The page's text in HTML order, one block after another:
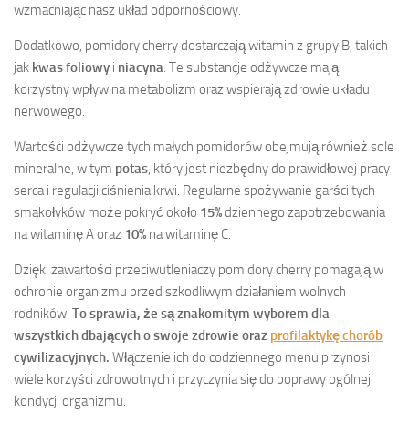
wzmacniając nasz układ odpornościowy.
Dodatkowo, pomidory cherry dostarczają witamin z grupy B, takich
jak kwas foliowy i niacyna. Te substancje odżywcze mają
korzystny wpływ na metabolizm oraz wspierają zdrowie układu
nerwowego.
Wartości odżywcze tych małych pomidorów obejmują również sole
mineralne, w tym potas, który jest niezbędny do prawidłowej pracy
serca i regulacji ciśnienia krwi. Regularne spożywanie garści tych
smakołyków może pokryć około 15%dziennego zapotrzebowania
na witaminę A oraz 10% na witaminę C.
Dzięki zawartości przeciwutleniaczy pomidory cherry pomagają w
ochronie organizmu przed szkodliwym działaniem wolnych
rodników. To sprawia, że są znakomitym wyborem dla
wszystkich dbających o swoje zdrowie oraz profilaktykę chorób
cywilizacyjnych. Włączenie ich do codziennego menu przynosi
wiele korzyści zdrowotnych i przyczynia się do poprawy ogólnej
kondycji organizmu.